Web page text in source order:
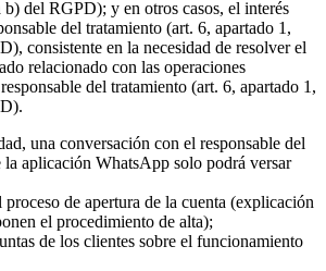
b) del RGPD); y en otros casos, el interés
del tratamiento (art. 6, apartado 1,
consistente en la necesidad de resolver el
relacionado con las operaciones
del tratamiento (art. 6, apartado 1,
una conversación con el responsable del
la aplicación WhatsApp solo podrá versar
proceso de apertura de la cuenta (explicación
el procedimiento de alta);
de los clientes sobre el funcionamiento